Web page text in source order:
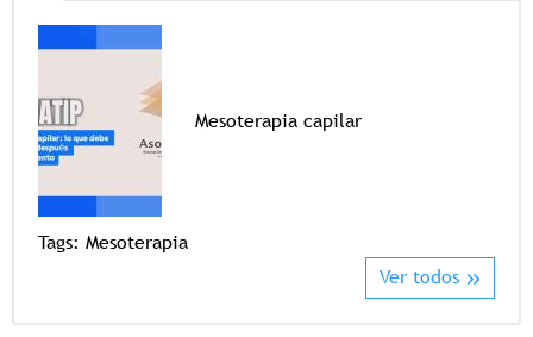
Mesoterapia capilar
Tags: Mesoterapia
Ver todos